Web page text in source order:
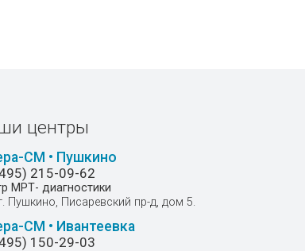
центры
СМ • Пушкино
215-09-62
МРТ- диагностики
Пушкино, Писаревский пр-д, дом 5.
СМ • Ивантеевка
150-29-03